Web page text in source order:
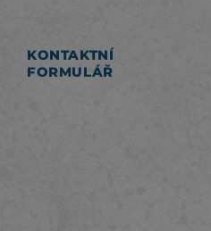
KONTAKTNÍ
FORMULÁŘ